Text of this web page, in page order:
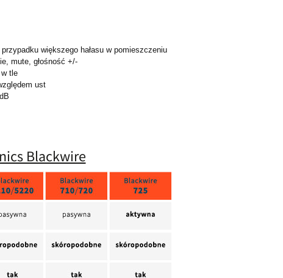
większego hałasu w pomieszczeniu
mute, głośność +/-
tle
ust
Blackwire